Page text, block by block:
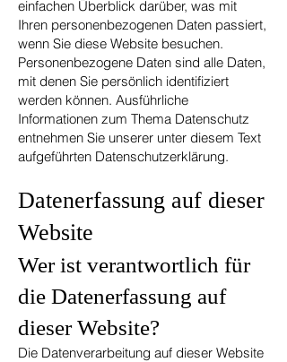
einfachen Überblick darüber, was mit
Ihren personenbezogenen Daten passiert,
wenn Sie diese Website besuchen.
Personenbezogene Daten sind alle Daten,
mit denen Sie persönlich identifiziert
werden können. Ausführliche
Informationen zum Thema Datenschutz
entnehmen Sie unserer unter diesem Text
aufgeführten Datenschutzerklärung.
Datenerfassung auf dieser
Website
Wer ist verantwortlich für
die Datenerfassung auf
dieser Website?
Die Datenverarbeitung auf dieser Website